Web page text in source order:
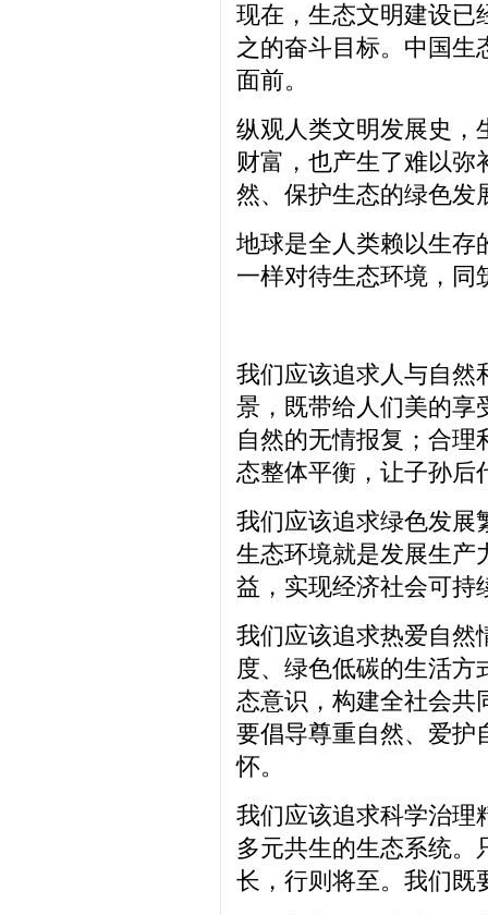
现在，生态文明建设已
之的奋斗目标。中国生
面前。
纵观人类文明发展史，
财富，也产生了难以弥
然、保护生态的绿色发
地球是全人类赖以生存
一样对待生态环境，同
我们应该追求人与自然
景，既带给人们美的享
自然的无情报复；合
态整体平衡，让子孙后
我们应该追求绿色发展
生态环境就是发展生产
益，实现经济社会可持
我们应该追求热爱自然
度、绿色低碳的生活方
态意识，构建全社会共
要倡导尊重自然、爱护
怀。
我们应该追求科学治理
多元共生的生态系统。
长，行则将至。我们既